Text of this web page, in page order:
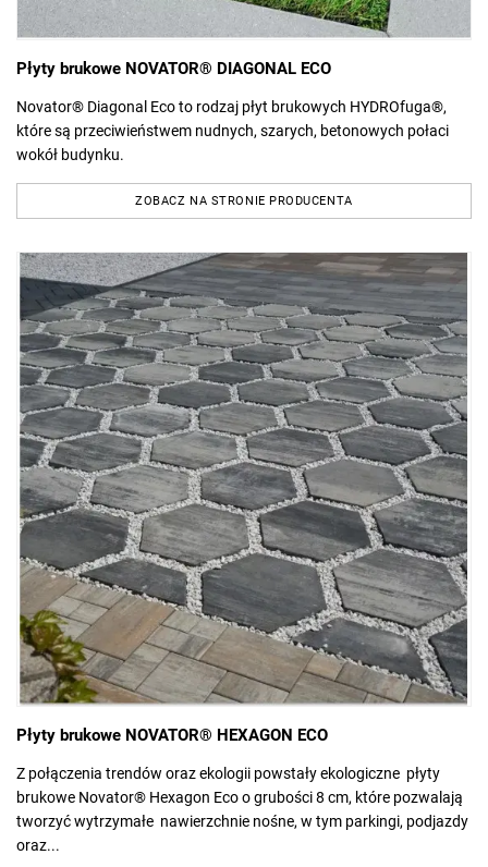
Płyty brukowe NOVATOR® DIAGONAL ECO
Novator® Diagonal Eco to rodzaj płyt brukowych HYDROfuga®,
które są przeciwieństwem nudnych, szarych, betonowych połaci
wokół budynku.
ZOBACZ NA STRONIE PRODUCENTA
Płyty brukowe NOVATOR® HEXAGON ECO
Z połączenia trendów oraz ekologii powstały ekologiczne płyty
brukowe Novator® Hexagon Eco o grubości 8 cm, które pozwalają
tworzyć wytrzymałe nawierzchnie nośne, w tym parkingi, podjazdy
oraz...